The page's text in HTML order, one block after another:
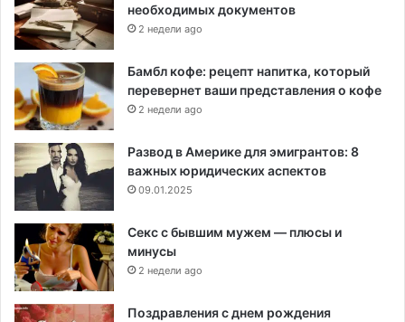
необходимых документов
2 недели ago
Бамбл кофе: рецепт напитка, который
перевернет ваши представления о кофе
2 недели ago
Развод в Америке для эмигрантов: 8
важных юридических аспектов
09.01.2025
Секс с бывшим мужем — плюсы и
минусы
2 недели ago
Поздравления с днем рождения